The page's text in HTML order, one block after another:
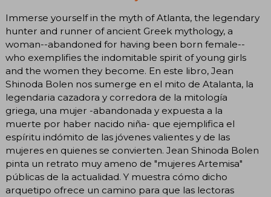
Immerse yourself in the myth of Atlanta, the legendary
hunter and runner of ancient Greek mythology, a
woman--abandoned for having been born female--
who exemplifies the indomitable spirit of young girls
and the women they become. En este libro, Jean
Shinoda Bolen nos sumerge en el mito de Atalanta, la
legendaria cazadora y corredora de la mitología
griega, una mujer -abandonada y expuesta a la
muerte por haber nacido niña- que ejemplifica el
espíritu indómito de las jóvenes valientes y de las
mujeres en quienes se convierten. Jean Shinoda Bolen
pinta un retrato muy ameno de "mujeres Artemisa"
públicas de la actualidad. Y muestra cómo dicho
arquetipo ofrece un camino para que las lectoras